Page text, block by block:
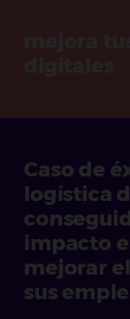
Caso de
logística
impacto
mejorar
sus